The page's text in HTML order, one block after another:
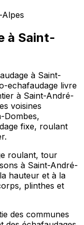
à Saint-
à Saint-
echafaudage livre
à Saint-André-
voisines
Dombes,
fixe, roulant
roulant, tour
à Saint-André-
hauteur et à la
plinthes et
des communes